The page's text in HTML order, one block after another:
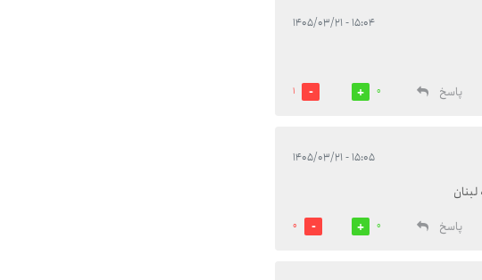
۱۵:۰۴ - ۱۴۰۵/۰۳/۲۱
پاسخ
0
1
۱۵:۰۵ - ۱۴۰۵/۰۳/۲۱
پاسخ
0
0